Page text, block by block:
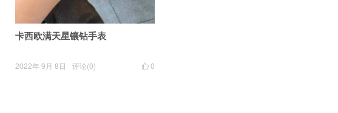
卡西欧满天星镶钻手表
 0
2022年 9月 8日 评论(0)